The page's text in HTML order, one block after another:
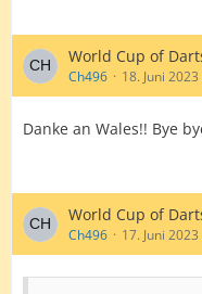
World Cup of
Ch496 18. Juni
Danke an Wales!! Bye
World Cup of
Ch496 17. Juni